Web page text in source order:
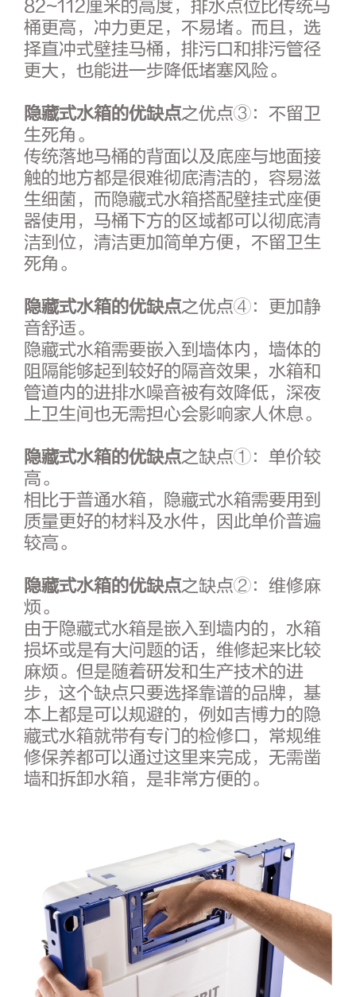
82~112厘米的高度，排水点位比传统马
桶更高，冲力更足，不易堵。而且，选
择直冲式壁挂马桶，排污口和排污管径
更大，也能进一步降低堵塞风险。
隐藏式水箱的优缺点之优点③：不留卫
生死角。
传统落地马桶的背面以及底座与地面接
触的地方都是很难彻底清洁的，容易滋
生细菌，而隐藏式水箱搭配壁挂式座便
器使用，马桶下方的区域都可以彻底清
洁到位，清洁更加简单方便，不留卫生
死角。
隐藏式水箱的优缺点之优点④：更加静
音舒适。
隐藏式水箱需要嵌入到墙体内，墙体的
阻隔能够起到较好的隔音效果，水箱和
管道内的进排水噪音被有效降低，深夜
上卫生间也无需担心会影响家人休息。
隐藏式水箱的优缺点之缺点①：单价较
高。
相比于普通水箱，隐藏式水箱需要用到
质量更好的材料及水件，因此单价普遍
较高。
隐藏式水箱的优缺点之缺点②：维修麻
烦。
由于隐藏式水箱是嵌入到墙内的，水箱
损坏或是有大问题的话，维修起来比较
麻烦。但是随着研发和生产技术的进
步，这个缺点只要选择靠谱的品牌，基
本上都是可以规避的，例如吉博力的隐
藏式水箱就带有专门的检修口，常规维
修保养都可以通过这里来完成，无需凿
墙和拆卸水箱，是非常方便的。